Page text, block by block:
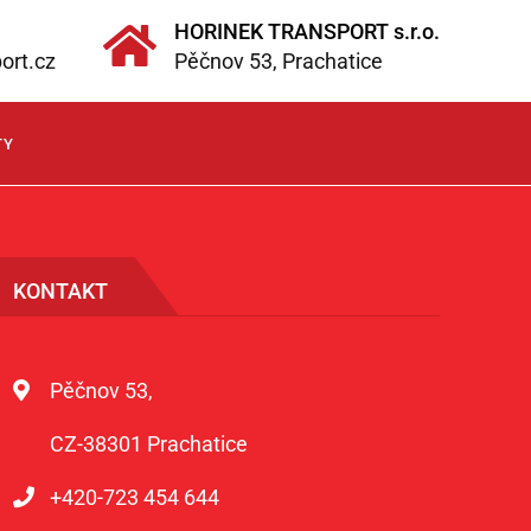
HORINEK TRANSPORT s.r.o.
Pěčnov 53, Prachatice
KONTAKT
Pěčnov 53,
CZ-38301 Prachatice
+420-723 454 644